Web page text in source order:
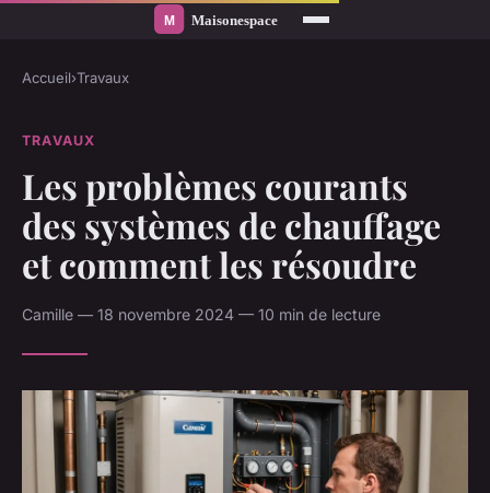
Accueil›Travaux
TRAVAUX
Les problèmes courants
des systèmes de chauffage
et comment les résoudre
Camille — 18 novembre 2024 — 10 min de lecture